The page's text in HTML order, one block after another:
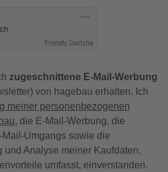
Friendly Captcha
zugeschnittene E-Mail-Werbung
von hagebau erhalten. Ich
meiner personenbezogenen
, die E-Mail-Werbung, die
Umgangs sowie die
und Analyse meiner Kaufdaten,
umfasst, einverstanden.